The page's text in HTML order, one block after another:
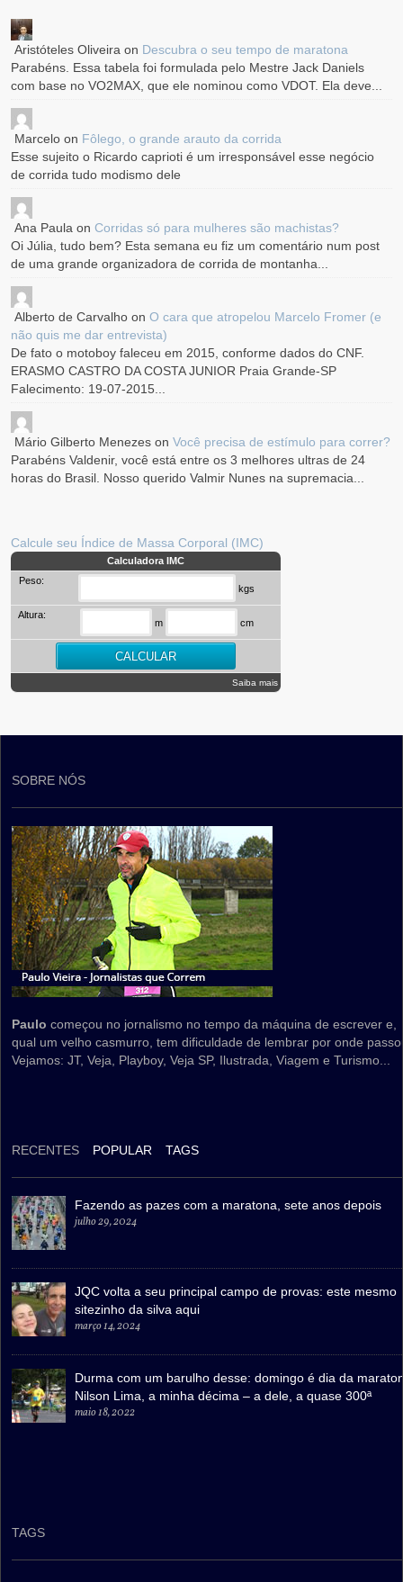
Aristóteles Oliveira on Descubra o seu tempo de maratona
Parabéns. Essa tabela foi formulada pelo Mestre Jack Daniels
com base no VO2MAX, que ele nominou como VDOT. Ela deve...
Marcelo on Fôlego, o grande arauto da corrida
Esse sujeito o Ricardo caprioti é um irresponsável esse negócio
de corrida tudo modismo dele
Ana Paula onCorridas só para mulheres são machistas?
Oi Júlia, tudo bem? Esta semana eu fiz um comentário num post
de uma grande organizadora de corrida de montanha...
Alberto de Carvalho onO cara que atropelou Marcelo Fromer (e
não quis me dar entrevista)
De fato o motoboy faleceu em 2015, conforme dados do CNF.
ERASMO CASTRO DA COSTA JUNIOR Praia Grande-SP
Falecimento: 19-07-2015...
Mário Gilberto Menezes onVocê precisa de estímulo para correr?
Parabéns Valdenir, você está entre os 3 melhores ultras de 24
horas do Brasil. Nosso querido Valmir Nunes na supremacia...
Calcule seu Índice de Massa Corporal (IMC)
Calculadora IMC
Peso:
kgs
Altura:
m cm
Saiba mais
SOBRE NÓS
Paulo começou no jornalismo no tempo da máquina de escrever e,
qual um velho casmurro, tem dificuldade de lembrar por onde
Vejamos: JT, Veja, Playboy, Veja SP, Ilustrada, Viagem e Turismo...
RECENTES POPULAR TAGS
Fazendo as pazes com a maratona, sete anos depois
julho 29, 2024
JQC volta a seu principal campo de provas: este mesmo
sitezinho da silva aqui
março 14, 2024
Durma com um barulho desse: domingo é dia da
Nilson Lima, a minha décima – a dele, a quase 300ª
maio 18, 2022
TAGS